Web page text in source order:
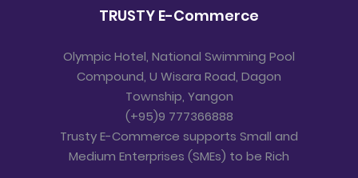
TRUSTY E-Commerce
Olympic Hotel, National Swimming Pool
Compound, U Wisara Road, Dagon
Township, Yangon
(+95)9 777366888
Trusty E-Commerce supports Small and
Medium Enterprises (SMEs) to be Rich